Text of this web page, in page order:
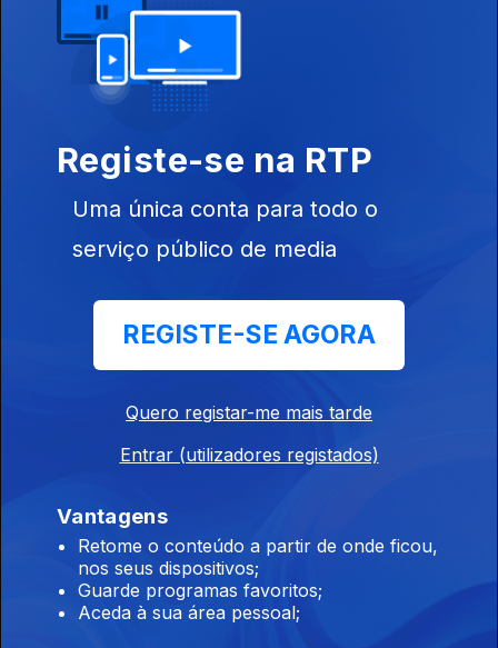
Edição I Sandra Pimenta
Edição | Saes Furtado
16 jul. 2026
Edição | Saes Furtado
14 jul. 2026
Registe-se na RTP
Uma única conta para todo o
serviço público de media
REGISTE-SE AGORA
Quero registar-me mais tarde
Entrar (utilizadores registados)
Vantagens
Retome o conteúdo a partir de onde ficou,
nos seus dispositivos;
Guarde programas favoritos;
Aceda à sua área pessoal;